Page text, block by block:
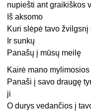
nupiešti ant graikiškos
Iš aksomo
Kuri slėpė tavo žvilgsnį
Ir sunkų
Panašų į mūsų meilę
Kairė mano
Panaši į savo draugę
ji
O durys vedančios į